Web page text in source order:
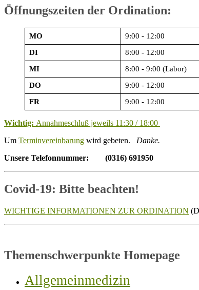
Öffnungszeiten der Ordination:
MO 9:00 - 12:00
DI
8:00 - 12:00
MI
8:00 - 9:00 (Labor)
DO
9:00 - 12:00
FR
9:00 - 12:00
Wichtig: Annahmeschluß jeweils 11:30 / 18:00
Um Terminvereinbarung wird gebeten.
Danke.
Unsere Telefonnummer: (0316) 691950
Covid-19: Bitte beachten!
WICHTIGE INFORMATIONEN ZUR ORDINATION
Themenschwerpunkte Homepage
Allgemeinmedizin